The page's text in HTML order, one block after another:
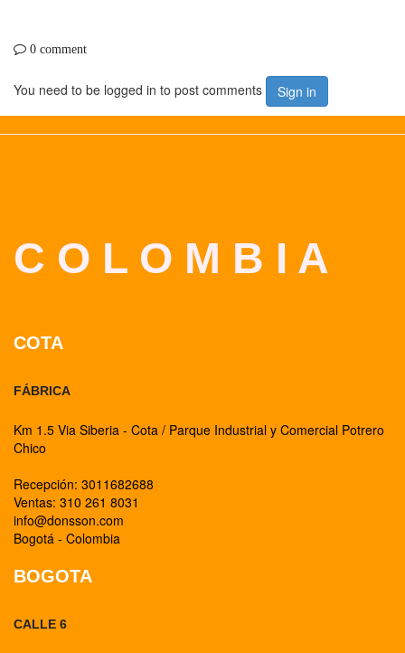
0 comment
You need to be logged in to post comments Sign in
C O L O M B I A
COTA
FÁBRICA
Km 1.5 Via Siberia - Cota / Parque Industrial y Comercial Potrero
Chico
Recepción: 3011682688
Ventas: 310 261 8031
info@donsson.com
Bogotá - Colombia
BOGOTA
CALLE 6